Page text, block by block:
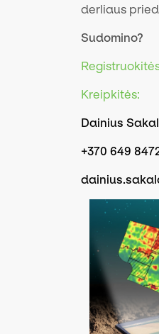
derliaus
Sudomino?
Kreipkitės:
Dainius
+370 649